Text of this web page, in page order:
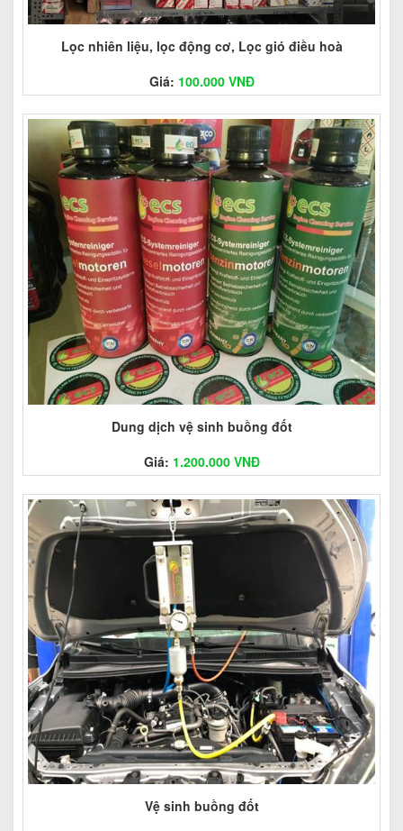
Lọc nhiên liệu, lọc động cơ, Lọc gió điều hoà
Giá: 100.000 VNĐ
Dung dịch vệ sinh buồng đốt
Giá: 1.200.000 VNĐ
Vệ sinh buồng đốt